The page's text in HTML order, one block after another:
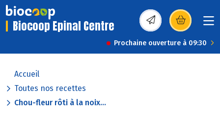
Biocoop Epinal Centre (s’ouvre dans une
Prochaine ouverture à 09:30
Accueil
Toutes nos recettes
Chou-fleur rôti à la noix...